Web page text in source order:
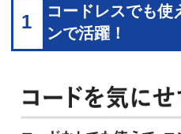
1
コードレスでも使
ンで活躍！